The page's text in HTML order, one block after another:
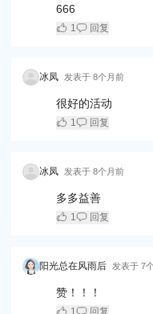
666
1 回复
冰凤 发表于 8个月前
很好的活动
1 回复
冰凤 发表于 8个月前
多多益善
1 回复
阳光总在风雨后 发表于 7
赞！！！
1 回复